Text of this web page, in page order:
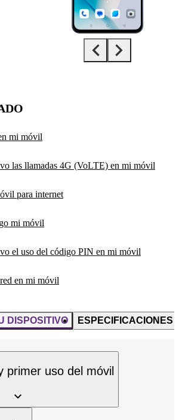
mi móvil
las llamadas 4G (VoLTE) en mi móvil
para internet
mi móvil
el uso del código PIN en mi móvil
en mi móvil
DISPOSITIVO ESPECIFICACIONES
primer uso del móvil